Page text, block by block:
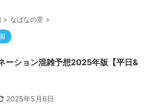
> なばなの里 >
ーション混雑予想2025年版【平日&
2025年5月6日